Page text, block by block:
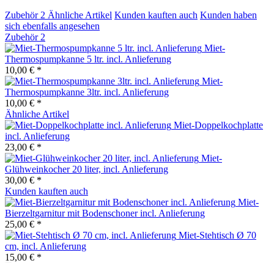
Zubehör 2 Ähnliche Artikel Kunden kauften auch Kunden haben
sich ebenfalls angesehen
Zubehör 2
Miet-
Thermospumpkanne 5 ltr. incl. Anlieferung
10,00 € *
Miet-
Thermospumpkanne 3ltr. incl. Anlieferung
10,00 € *
Ähnliche Artikel
Miet-Doppelkochplatte
incl. Anlieferung
23,00 € *
Miet-
Glühweinkocher 20 liter, incl. Anlieferung
30,00 € *
Kunden kauften auch
Miet-
Bierzeltgarnitur mit Bodenschoner incl. Anlieferung
25,00 € *
Miet-Stehtisch Ø 70
cm, incl. Anlieferung
15,00 € *